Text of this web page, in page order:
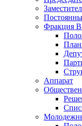
Фракция
Аппарат